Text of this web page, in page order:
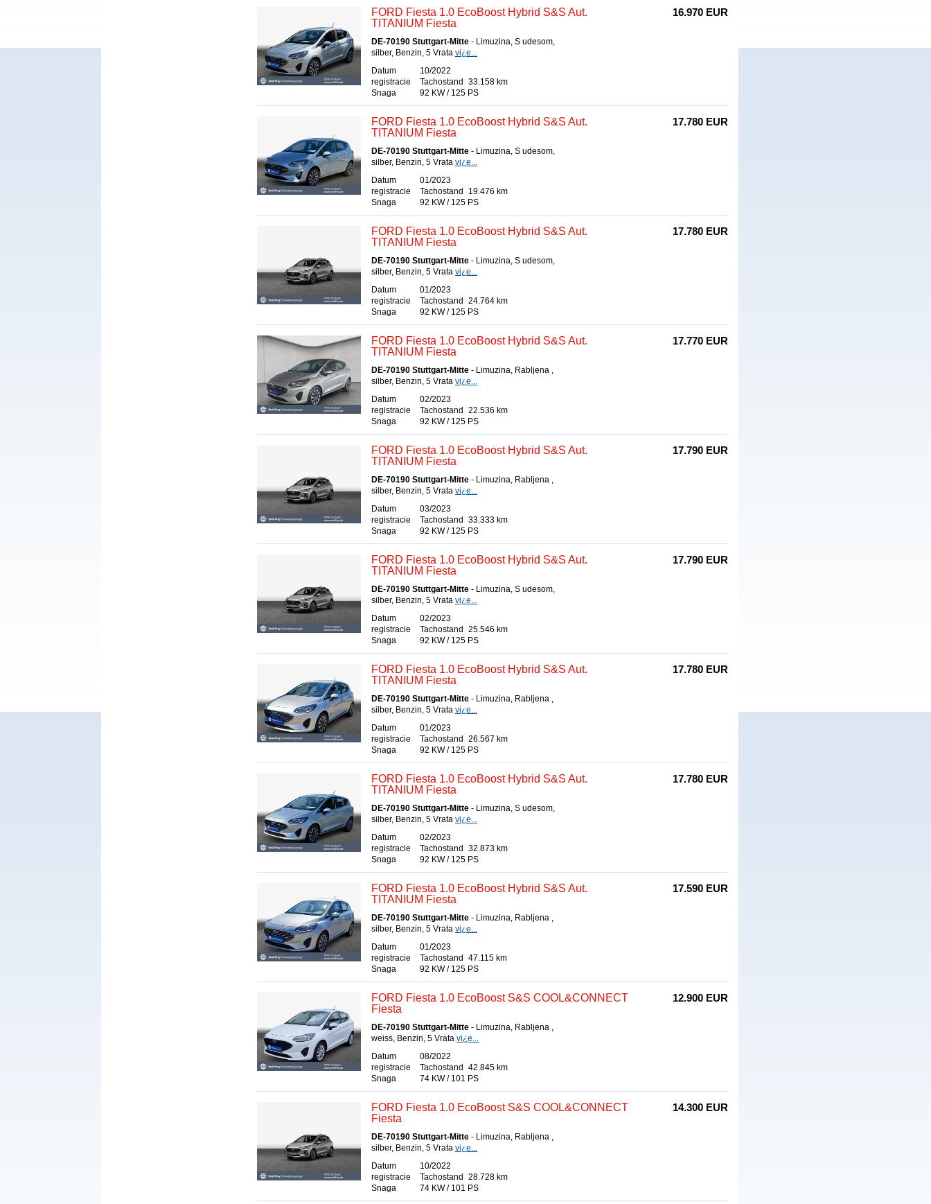
16.970 EUR
FORD Fiesta 1.0 EcoBoost Hybrid S&S Aut.
TITANIUM Fiesta
DE-70190 Stuttgart-Mitte - Limuzina, S udesom,
silber, Benzin, 5 Vrata vi¿e...
Datum
registracie
10/2022
Tachostand
33.158 km
Snaga
92 KW / 125 PS
17.780 EUR
FORD Fiesta 1.0 EcoBoost Hybrid S&S Aut.
TITANIUM Fiesta
DE-70190 Stuttgart-Mitte - Limuzina, S udesom,
silber, Benzin, 5 Vrata vi¿e...
Datum
registracie
01/2023
Tachostand
19.476 km
Snaga
92 KW / 125 PS
17.780 EUR
FORD Fiesta 1.0 EcoBoost Hybrid S&S Aut.
TITANIUM Fiesta
DE-70190 Stuttgart-Mitte - Limuzina, S udesom,
silber, Benzin, 5 Vrata vi¿e...
Datum
registracie
01/2023
Tachostand
24.764 km
Snaga
92 KW / 125 PS
17.770 EUR
FORD Fiesta 1.0 EcoBoost Hybrid S&S Aut.
TITANIUM Fiesta
DE-70190 Stuttgart-Mitte - Limuzina, Rabljena ,
silber, Benzin, 5 Vrata vi¿e...
Datum
registracie
02/2023
Tachostand
22.536 km
Snaga
92 KW / 125 PS
17.790 EUR
FORD Fiesta 1.0 EcoBoost Hybrid S&S Aut.
TITANIUM Fiesta
DE-70190 Stuttgart-Mitte - Limuzina, Rabljena ,
silber, Benzin, 5 Vrata vi¿e...
Datum
registracie
03/2023
Tachostand
33.333 km
Snaga
92 KW / 125 PS
17.790 EUR
FORD Fiesta 1.0 EcoBoost Hybrid S&S Aut.
TITANIUM Fiesta
DE-70190 Stuttgart-Mitte - Limuzina, S udesom,
silber, Benzin, 5 Vrata vi¿e...
Datum
registracie
02/2023
Tachostand
25.546 km
Snaga
92 KW / 125 PS
17.780 EUR
FORD Fiesta 1.0 EcoBoost Hybrid S&S Aut.
TITANIUM Fiesta
DE-70190 Stuttgart-Mitte - Limuzina, Rabljena ,
silber, Benzin, 5 Vrata vi¿e...
Datum
registracie
01/2023
Tachostand
26.567 km
Snaga
92 KW / 125 PS
17.780 EUR
FORD Fiesta 1.0 EcoBoost Hybrid S&S Aut.
TITANIUM Fiesta
DE-70190 Stuttgart-Mitte - Limuzina, S udesom,
silber, Benzin, 5 Vrata vi¿e...
Datum
registracie
02/2023
Tachostand
32.873 km
Snaga
92 KW / 125 PS
17.590 EUR
FORD Fiesta 1.0 EcoBoost Hybrid S&S Aut.
TITANIUM Fiesta
DE-70190 Stuttgart-Mitte - Limuzina, Rabljena ,
silber, Benzin, 5 Vrata vi¿e...
Datum
registracie
01/2023
Tachostand
47.115 km
Snaga
92 KW / 125 PS
12.900 EUR
FORD Fiesta 1.0 EcoBoost S&S COOL&CONNECT
Fiesta
DE-70190 Stuttgart-Mitte - Limuzina, Rabljena ,
weiss, Benzin, 5 Vrata vi¿e...
Datum
registracie
08/2022
Tachostand
42.845 km
Snaga
74 KW / 101 PS
14.300 EUR
FORD Fiesta 1.0 EcoBoost S&S COOL&CONNECT
Fiesta
DE-70190 Stuttgart-Mitte - Limuzina, Rabljena ,
silber, Benzin, 5 Vrata vi¿e...
Datum
registracie
10/2022
Tachostand
28.728 km
Snaga
74 KW / 101 PS